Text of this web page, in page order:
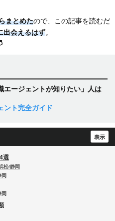
まとめたので、この記事を読むだ
出会えるはず。
エージェントが知りたい」人は
ント完全ガイド
選
松/静岡
岡
岡